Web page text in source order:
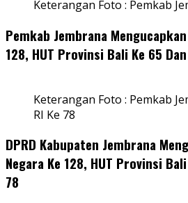
Keterangan Foto : Pemkab
Pemkab Jembrana
128, HUT Provinsi Bali Ke 65
Keterangan Foto : Pemkab
RI Ke 78
DPRD Kabupaten Jembrana
Negara Ke 128, HUT Provinsi
78